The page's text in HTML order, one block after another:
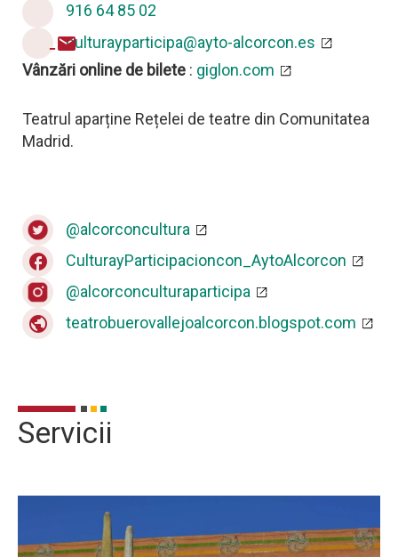
telefon
916 64 85 02
e-mailculturayparticipa@ayto-alcorcon.es
Vânzări online de bilete : giglon.com
Teatrul aparține Rețelei de teatre din Comunitatea
Madrid.
@alcorconcultura
facebook
CulturayParticipacioncon_AytoAlcorcon
@alcorconculturaparticipa
public teatrobuerovallejoalcorcon.blogspot.com
Servicios
Servicii